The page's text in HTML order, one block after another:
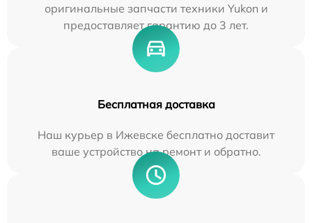
оригинальные запчасти техники Yukon и
предоставляет гарантию до 3 лет.
Бесплатная доставка
Наш курьер в Ижевске бесплатно доставит
ваше устройство на ремонт и обратно.